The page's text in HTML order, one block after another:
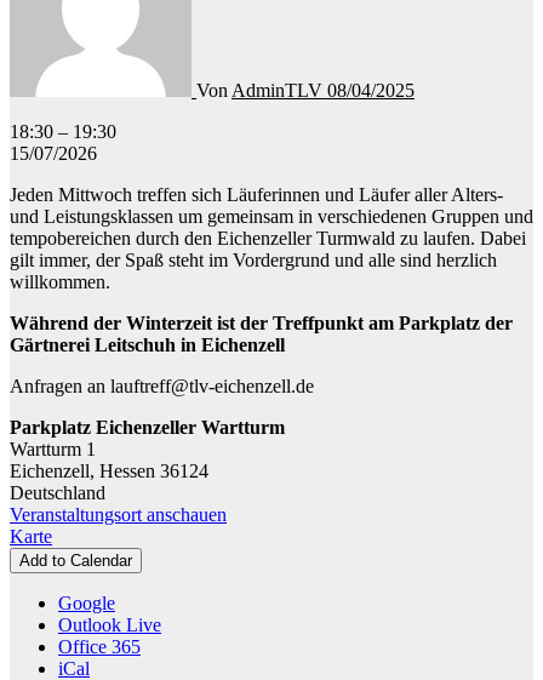
Von AdminTLV 08/04/2025
Lauftreff
-
am
Eichenzeller
Türmchen
18:30 – 19:30
15/07/2026
Jeden Mittwoch treffen sich Läuferinnen und Läufer aller Alters-
und Leistungsklassen um gemeinsam in verschiedenen Gruppen und
tempobereichen durch den Eichenzeller Turmwald zu laufen. Dabei
gilt immer, der Spaß steht im Vordergrund und alle sind herzlich
willkommen.
Während der Winterzeit ist der Treffpunkt am Parkplatz der
Gärtnerei Leitschuh in Eichenzell
Anfragen an lauftreff@tlv-eichenzell.de
Parkplatz Eichenzeller Wartturm
Wartturm 1
Eichenzell, Hessen 36124
Deutschland
Veranstaltungsort anschauen
KarteParkplatz
Eichenzeller
Wartturm
Add to Calendar
Google
Outlook Live
Office 365
iCal